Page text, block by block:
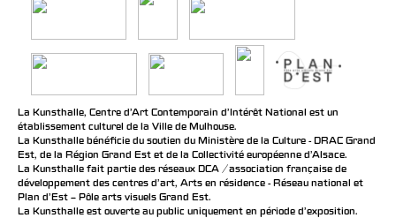
La Kunsthalle, Centre d’Art Contemporain d’Intérêt National est un
établissement culturel de la Ville de Mulhouse.
La Kunsthalle bénéficie du soutien du Ministère de la Culture - DRAC Grand
Est, de la Région Grand Est et de la Collectivité européenne d’Alsace.
La Kunsthalle fait partie des réseaux DCA / association française de
développement des centres d'art, Arts en résidence - Réseau national et
Plan d’Est – Pôle arts visuels Grand Est.
La Kunsthalle est ouverte au public uniquement en période d'exposition.